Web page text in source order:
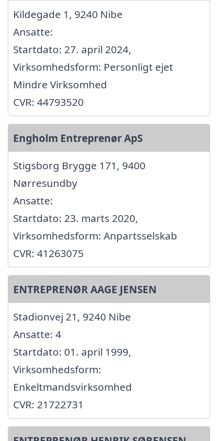
Kildegade 1, 9240 Nibe
Ansatte:
Startdato: 27. april 2024,
Virksomhedsform: Personligt ejet
Mindre Virksomhed
CVR: 44793520
Engholm Entreprenør ApS
Stigsborg Brygge 171, 9400
Nørresundby
Ansatte:
Startdato: 23. marts 2020,
Virksomhedsform: Anpartsselskab
CVR: 41263075
ENTREPRENØR AAGE JENSEN
Stadionvej 21, 9240 Nibe
Ansatte: 4
Startdato: 01. april 1999,
Virksomhedsform:
Enkeltmandsvirksomhed
CVR: 21722731